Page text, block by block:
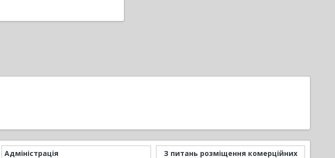
Адміністрація
З питань розміщення комерційних